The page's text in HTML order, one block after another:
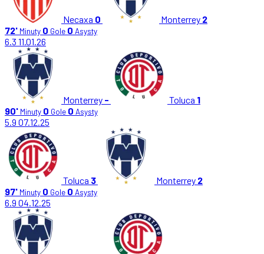
Necaxa 0 Monterrey 2
72' Minuty 0 Gole 0 Asysty
6.3 11.01.26
Monterrey - Toluca 1
90' Minuty 0 Gole 0 Asysty
5.9 07.12.25
Toluca 3 Monterrey 2
97' Minuty 0 Gole 0 Asysty
6.9 04.12.25